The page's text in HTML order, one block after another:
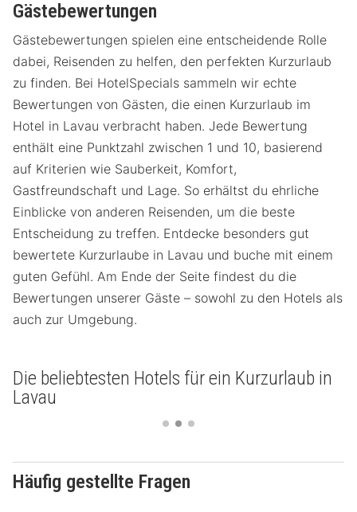
Gästebewertungen
Gästebewertungen spielen eine entscheidende Rolle
dabei, Reisenden zu helfen, den perfekten Kurzurlaub
zu finden. Bei HotelSpecials sammeln wir echte
Bewertungen von Gästen, die einen Kurzurlaub im
Hotel in Lavau verbracht haben. Jede Bewertung
enthält eine Punktzahl zwischen 1 und 10, basierend
auf Kriterien wie Sauberkeit, Komfort,
Gastfreundschaft und Lage. So erhältst du ehrliche
Einblicke von anderen Reisenden, um die beste
Entscheidung zu treffen. Entdecke besonders gut
bewertete Kurzurlaube in Lavau und buche mit einem
guten Gefühl. Am Ende der Seite findest du die
Bewertungen unserer Gäste – sowohl zu den Hotels als
auch zur Umgebung.
Die beliebtesten Hotels für ein Kurzurlaub in
Lavau
Häufig gestellte Fragen